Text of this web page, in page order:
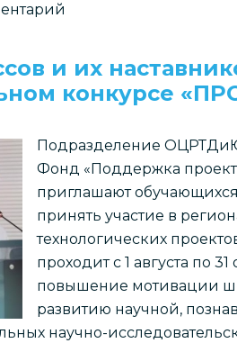
и их
конкурсе
Подразделение
Фонд «Поддержка
приглашают обучающихся
принять участие в
технологических
проходит с 1 августа по
повышение мотивации
развитию научной,
научно-